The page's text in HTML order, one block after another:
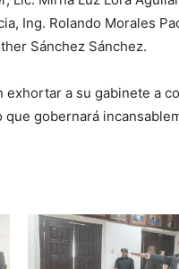
Ing. Rolando Morales
Sánchez Sánchez.
exhortar a su gabinete a
que gobernará